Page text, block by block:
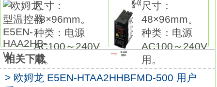
追加有助于降低配线工时的棒状端子对应品。
温度传感器是用作温控器的热感应部件。
可根据要测量的温度、场所、 周围环境选择。
备有种类、形状、 长度及端子部形状各异的产
品欧姆龙E5EN-HAA2HHBFMD-500解决指
南。小型（外径φ25）。
尺寸：
48×96mm。
种类：电源
AC100～240V
用。
尺寸：
48×96mm。
种类：电源
AC100～240V
用。
相关下载
> 欧姆龙 E5EN-HTAA2HHBFMD-500 用户